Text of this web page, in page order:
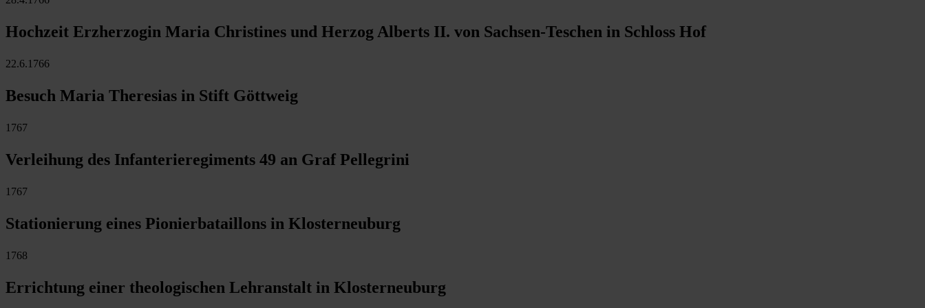
Hochzeit Erzherzogin Maria Christines und Herzog Alberts II. von Sachsen-Teschen in Schloss Hof
22.6.1766
Besuch Maria Theresias in Stift Göttweig
1767
Verleihung des Infanterieregiments 49 an Graf Pellegrini
1767
Stationierung eines Pionierbataillons in Klosterneuburg
1768
Errichtung einer theologischen Lehranstalt in Klosterneuburg